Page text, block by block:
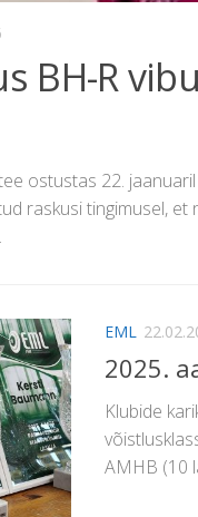
BH-R
ostustas 22.
raskusi tingimusel,
EML
2025.
Klubide
AMHB (10